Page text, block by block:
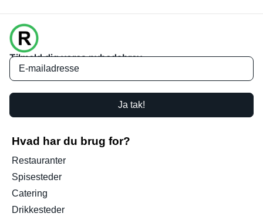
Tilmeld dig vores nyhedsbrev
Ja tak!
Hvad har du brug for?
Restauranter
Spisesteder
Catering
Drikkesteder